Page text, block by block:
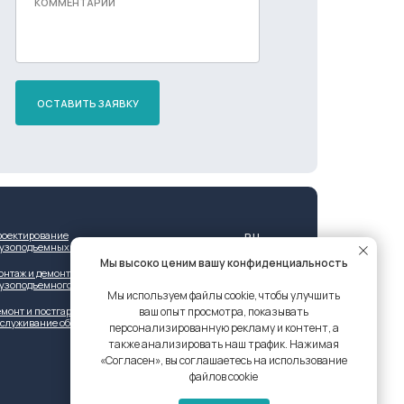
ОСТАВИТЬ ЗАЯВКУ
решений
и демонтаж
оборудования
RU
и постгарантийное
оборудования
Мы высоко ценим вашу конфиденциальность
Мы используем файлы cookie, чтобы улучшить
ваш опыт просмотра, показывать
персонализированную рекламу и контент, а
также анализировать наш трафик. Нажимая
«Согласен», вы соглашаетесь на использование
файлов cookie